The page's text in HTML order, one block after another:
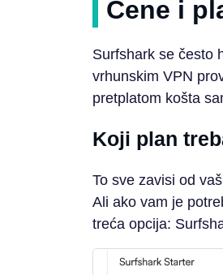
Cene i
Surfshark se često
vrhunskim VPN
pretplatom košta
Koji plan
To sve zavisi od
Ali ako vam je
treća opcija: